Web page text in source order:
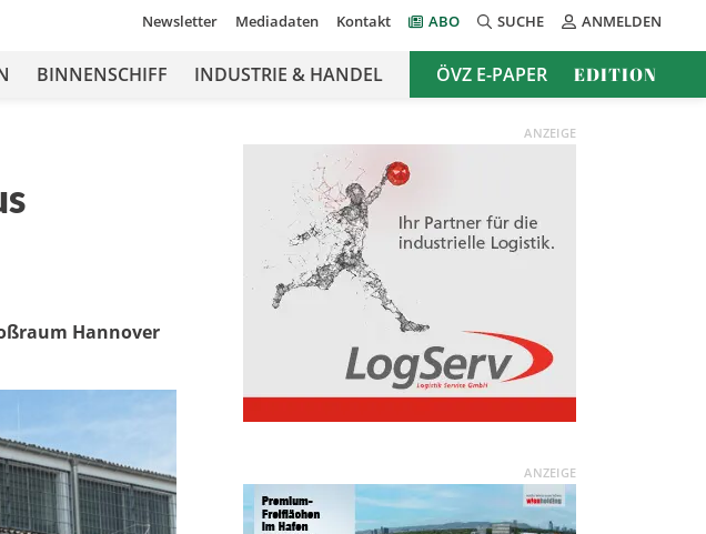
Newsletter Mediadaten Kontakt ABO SUCHE ANMELDEN
BINNENSCHIFF INDUSTRIE & HANDEL ÖVZ E-PAPER EDITION
Hannover
ANZEIGE
ANZEIGE